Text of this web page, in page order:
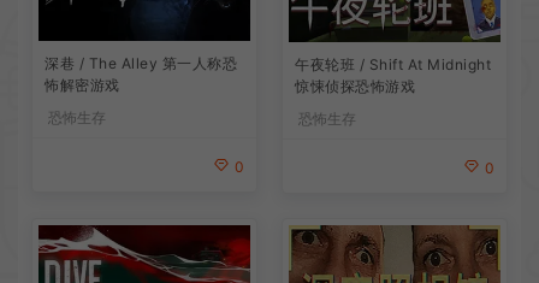
深巷 / The Alley 第一人称恐
怖解密游戏
恐怖生存
0
午夜轮班 / Shift At Midnight
惊悚侦探恐怖游戏
恐怖生存
0